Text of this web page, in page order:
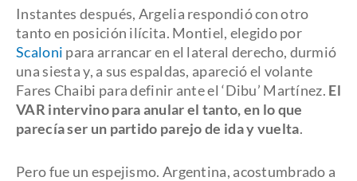
Instantes después, Argelia respondió con otro
tanto en posición ilícita. Montiel, elegido por
Scaloni para arrancar en el lateral derecho, durmió
una siesta y, a sus espaldas, apareció el volante
Fares Chaibi para definir ante el ‘Dibu’ Martínez. El
VAR intervino para anular el tanto, en lo que
parecía ser un partido parejo de ida y vuelta.
Pero fue un espejismo. Argentina, acostumbrado a